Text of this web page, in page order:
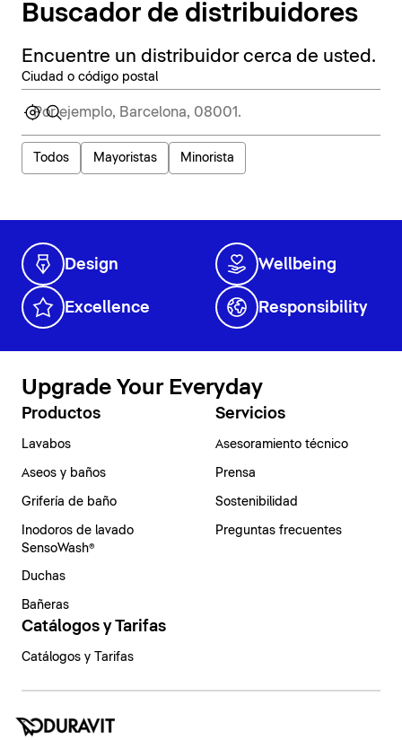
Buscador de distribuidores
Encuentre un distribuidor cerca de usted.
Ciudad o código postal
Todos Mayoristas Minorista
Design Wellbeing
Excellence Responsibility
Upgrade Your Everyday
Productos
Lavabos
Aseos y baños
Grifería de baño
Inodoros de lavado
SensoWash®
Duchas
Bañeras
Servicios
Asesoramiento técnico
Prensa
Sostenibilidad
Preguntas frecuentes
Catálogos y Tarifas
Catálogos y Tarifas